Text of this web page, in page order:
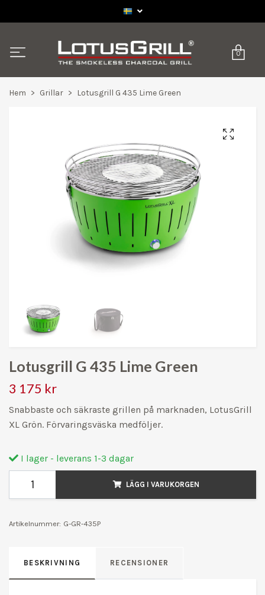
0
Hem Grillar Lotusgrill G 435 Lime Green
Lotusgrill G 435 Lime Green
3 175 kr
Snabbaste och säkraste grillen på marknaden, LotusGrill
XL Grön. Förvaringsväska medföljer.
I lager - leverans 1-3 dagar
LÄGG I VARUKORGEN
Artikelnummer: G-GR-435P
BESKRIVNING RECENSIONER